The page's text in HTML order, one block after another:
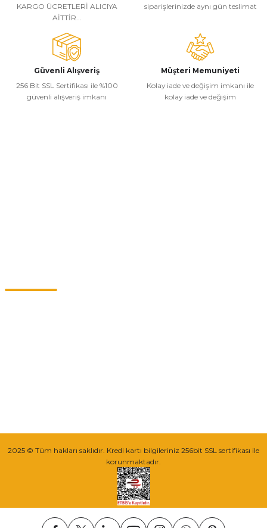
Bu ürüne benzer farklı alternatifler olmalı.
KARGO ÜCRETLERİ ALICIYA
AİTTİR...
siparişlerinizde aynı gün teslimat
Güvenli Alışveriş
256 Bit SSL Sertifikası ile %100
güvenli alışveriş imkanı
Müşteri Memuniyeti
Kolay iade ve değişim imkanı ile
kolay iade ve değişim
2025 © Tüm hakları saklıdır. Kredi kartı bilgileriniz 256bit SSL sertifikası ile
korunmaktadır.